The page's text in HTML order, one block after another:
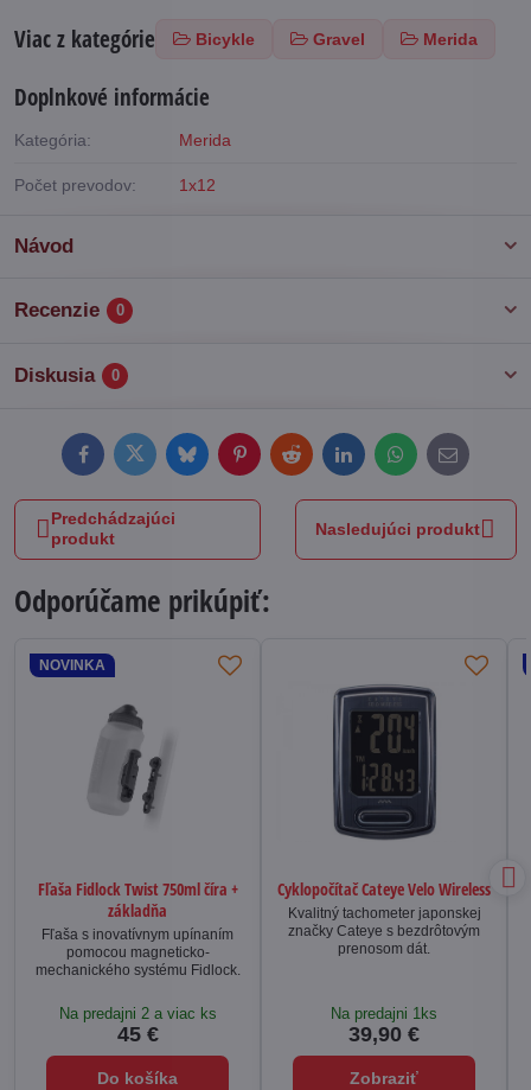
Viac z kategórie Bicykle Gravel Merida
Doplnkové informácie
Kategória: Merida
Počet prevodov: 1x12
Návod
Recenzie 0
Diskusia 0
FacebookTwitterBlueskyPinterestRedditLinkedInWhatsApp
E-
mail
Predchádzajúci
produkt
Nasledujúci produkt
Odporúčame prikúpiť:
NOVINKA
Fľaša Fidlock Twist 750ml číra +
základňa
Fľaša s inovatívnym upínaním
pomocou magneticko-
mechanického systému Fidlock.
Na predajni 2 a viac ks
45 €
Do košíka
Cyklopočítač Cateye Velo Wireless
Kvalitný tachometer japonskej
značky Cateye s bezdrôtovým
prenosom dát.
Na predajni 1ks
39,90 €
Zobraziť